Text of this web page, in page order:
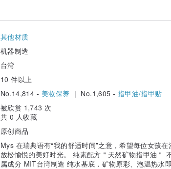
其他材质
机器制造
台湾
10 件以上
No.14,814 - 美妆保养 | No.1,605 -指甲油/指甲贴
被欣赏 1,743 次
共 0 人收藏
原创商品
Mys 在瑞典语有“我的舒适时间”之意，希望每位女孩
放松愉悦的美好时光。 纯素配方＂天然矿物指甲油＂
属成分 MIT台湾制造 纯水基底，矿物原彩、泡温热水